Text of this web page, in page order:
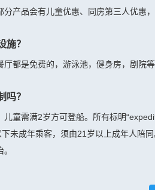
分产品会有儿童优惠、同房第三人优惠
施？
厅都是免费的，游泳池，健身房，剧院
吗？
儿童需满2岁方可登船。所有标明
未成年乘客，须由21岁以上成年人陪